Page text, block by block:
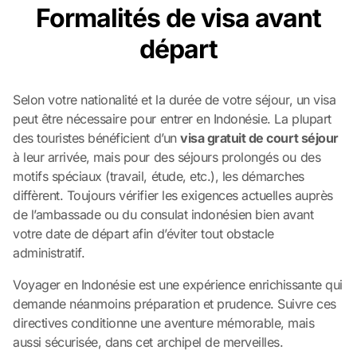
Formalités de visa avant
départ
Selon votre nationalité et la durée de votre séjour, un visa
peut être nécessaire pour entrer en Indonésie. La plupart
des touristes bénéficient d’unvisa gratuit de court séjour
à leur arrivée, mais pour des séjours prolongés ou des
motifs spéciaux (travail, étude, etc.), les démarches
diffèrent. Toujours vérifier les exigences actuelles auprès
de l’ambassade ou du consulat indonésien bien avant
votre date de départ afin d’éviter tout obstacle
administratif.
Voyager en Indonésie est une expérience enrichissante qui
demande néanmoins préparation et prudence. Suivre ces
directives conditionne une aventure mémorable, mais
aussi sécurisée, dans cet archipel de merveilles.